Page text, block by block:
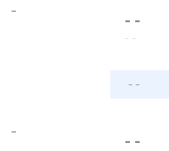
-
- -
- -
- -
-
- -